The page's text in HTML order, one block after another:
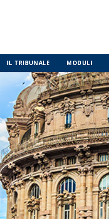
IL TRIBUNALE MODULI